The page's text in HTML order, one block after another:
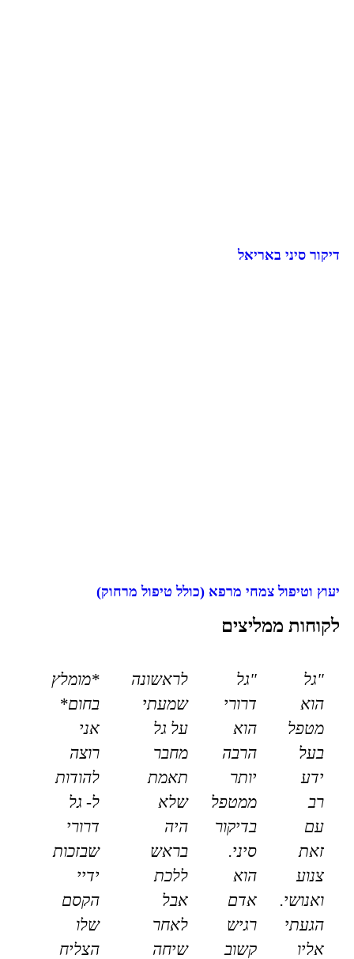
דיקור סיני באריאל
יעוץ וטיפול צמחי מרפא (כולל טיפול מרחוק)
לקוחות ממליצים
"גל
הוא
מטפל
בעל
ידע
רב
עם
זאת
צנוע
ואנושי.
הגעתי
אליו
"גל
דרורי
הוא
הרבה
יותר
ממטפל
בדיקור
סיני.
הוא
אדם
רגיש
קשוב
לראשונה
שמעתי
על גל
מחבר
תאמת
שלא
היה
בראש
ללכת
אבל
לאחר
שיחה
*מומלץ
בחום*
אני
רוצה
להודות
ל- גל
דרורי
שבזכות
ידיי
הקסם
שלו
הצליח